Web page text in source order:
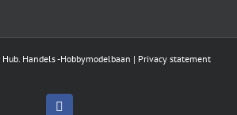
Hub. Handels-Hobbymodelbaan | Privacy statement
Facebook